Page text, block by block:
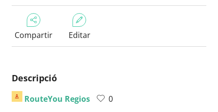
Compartir Editar
Descripció
RouteYou Regios
0